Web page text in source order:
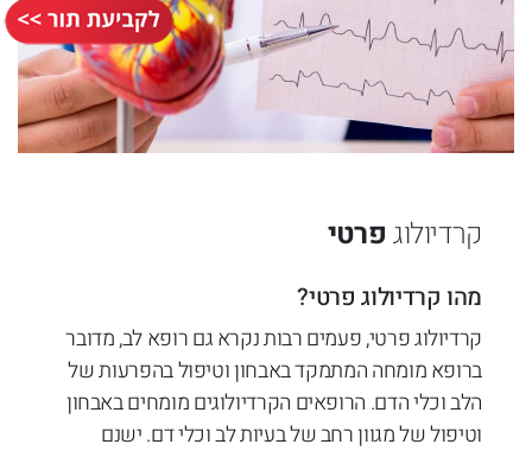
קרדיולוג פרטי
מהו קרדיולוג פרטי?
קרדיולוג פרטי, פעמים רבות נקרא גם רופא לב, מדובר
ברופא מומחה המתמקד באבחון וטיפול בהפרעות של
הלב וכלי הדם. הרופאים הקרדיולוגים מומחים באבחון
וטיפול של מגוון רחב של בעיות לב וכלי דם. ישנם